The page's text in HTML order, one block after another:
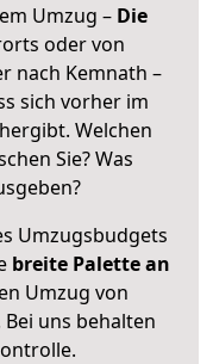
Umzug – Die
oder von
nach Kemnath –
sich vorher im
Welchen
Sie? Was
Umzugsbudgets
breite Palette an
Umzug von
uns behalten